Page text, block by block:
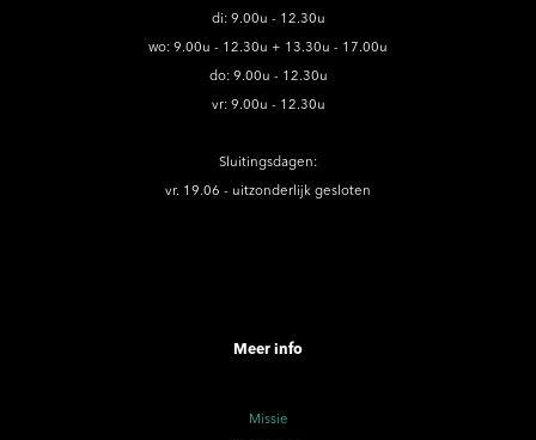
di: 9.00u - 12.30u
wo: 9.00u - 12.30u + 13.30u - 17.00u
do: 9.00u - 12.30u
vr: 9.00u - 12.30u
Sluitingsdagen:
vr. 19.06 - uitzonderlijk gesloten
Meer info
Missie